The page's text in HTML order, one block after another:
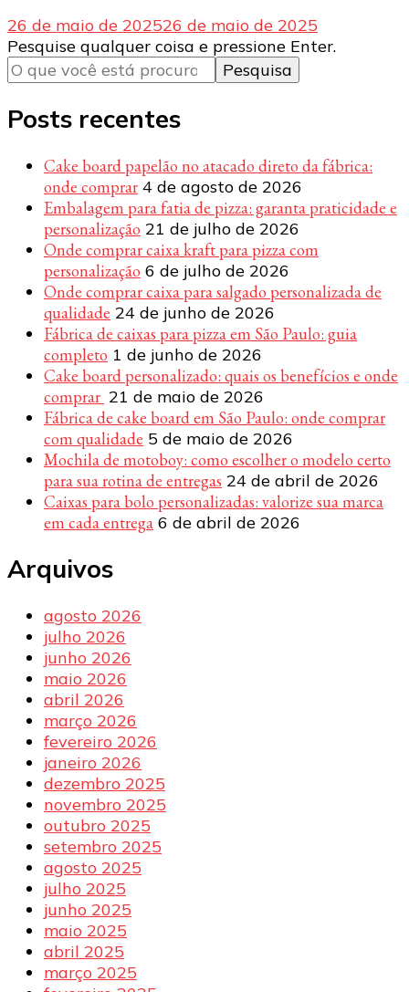
26 de maio de 202526 de maio de 2025
Procurando
algo?
Pesquise qualquer coisa e pressione Enter.
Posts recentes
Cake board papelão no atacado direto da fábrica:
onde comprar 4 de agosto de 2026
Embalagem para fatia de pizza: garanta praticidade e
personalização 21 de julho de 2026
Onde comprar caixa kraft para pizza com
personalização 6 de julho de 2026
Onde comprar caixa para salgado personalizada de
qualidade 24 de junho de 2026
Fábrica de caixas para pizza em São Paulo: guia
completo 1 de junho de 2026
Cake board personalizado: quais os benefícios e onde
comprar 21 de maio de 2026
Fábrica de cake board em São Paulo: onde comprar
com qualidade 5 de maio de 2026
Mochila de motoboy: como escolher o modelo certo
para sua rotina de entregas 24 de abril de 2026
Caixas para bolo personalizadas: valorize sua marca
em cada entrega 6 de abril de 2026
Arquivos
agosto 2026
julho 2026
junho 2026
maio 2026
abril 2026
março 2026
fevereiro 2026
janeiro 2026
dezembro 2025
novembro 2025
outubro 2025
setembro 2025
agosto 2025
julho 2025
junho 2025
maio 2025
abril 2025
março 2025